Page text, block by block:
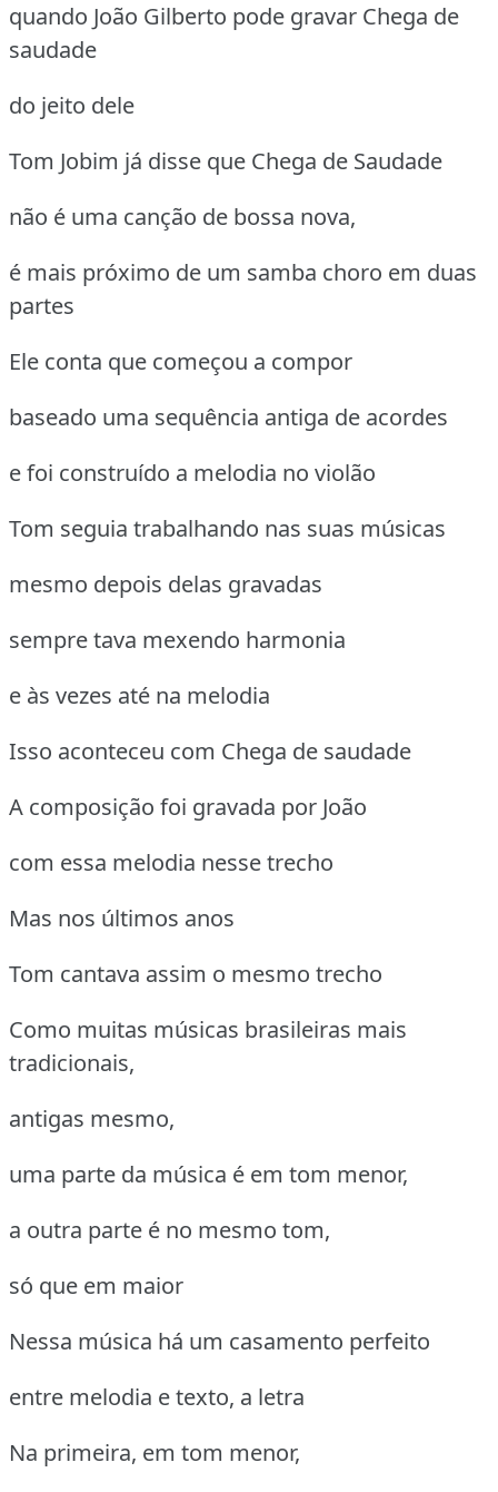
quando João Gilberto pode gravar Chega de
saudade
do jeito dele
Tom Jobim já disse que Chega de Saudade
não é uma canção de bossa nova,
é mais próximo de um samba choro em duas
partes
Ele conta que começou a compor
baseado uma sequência antiga de acordes
e foi construído a melodia no violão
Tom seguia trabalhando nas suas músicas
mesmo depois delas gravadas
sempre tava mexendo harmonia
e às vezes até na melodia
Isso aconteceu com Chega de saudade
A composição foi gravada por João
com essa melodia nesse trecho
Mas nos últimos anos
Tom cantava assim o mesmo trecho
Como muitas músicas brasileiras mais
tradicionais,
antigas mesmo,
uma parte da música é em tom menor,
a outra parte é no mesmo tom,
só que em maior
Nessa música há um casamento perfeito
entre melodia e texto, a letra
Na primeira, em tom menor,